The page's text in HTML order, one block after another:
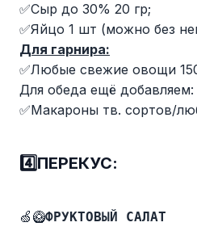
✅Сыр до 30% 20 гр;
✅Яйцо 1 шт (можно без
Для гарнира:
✅Любые свежие овощи
Для обеда ещё добавляем:
✅Макароны тв. сортов/
4️⃣ПЕРЕКУС:
🍏🥝ФРУКТОВЫЙ САЛАТ